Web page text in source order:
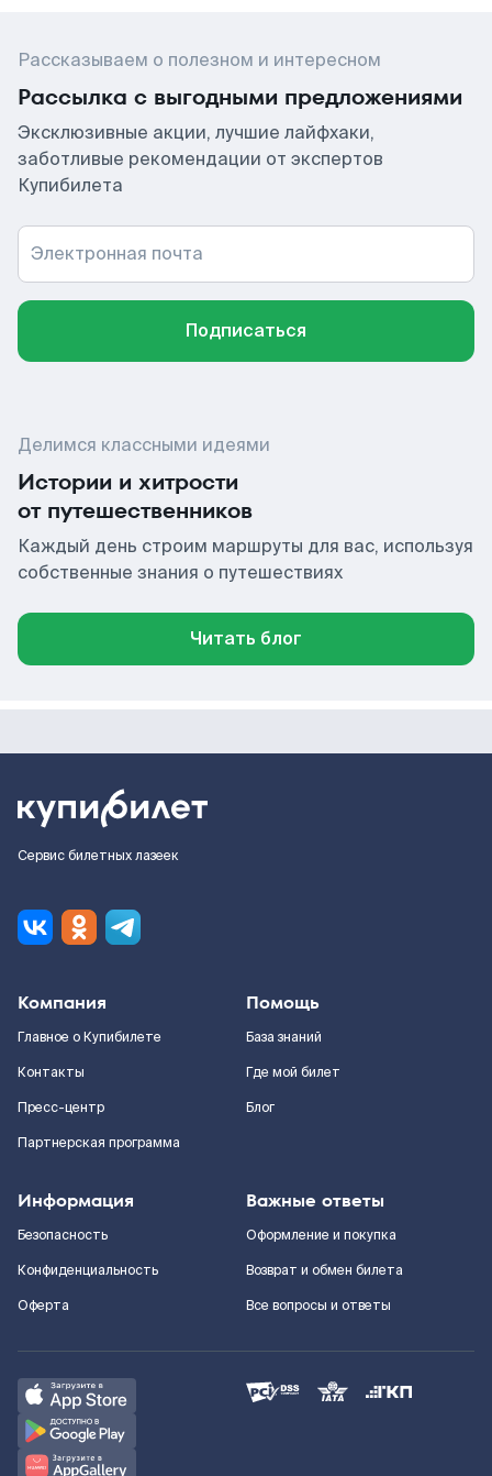
Рассказываем о полезном и интересном
Рассылка с выгодными предложениями
Эксклюзивные акции, лучшие лайфхаки,
заботливые рекомендации от экспертов
Купибилета
Электронная почта
Подписаться
Делимся классными идеями
Истории и хитрости
от путешественников
Каждый день строим маршруты для вас, используя
собственные знания о путешествиях
Читать блог
Сервис билетных лазеек
Компания
Главное о Купибилете
Контакты
Пресс-центр
Партнерская программа
Помощь
База знаний
Где мой билет
Блог
Информация
Безопасность
Конфиденциальность
Оферта
Важные ответы
Оформление и покупка
Возврат и обмен билета
Все вопросы и ответы